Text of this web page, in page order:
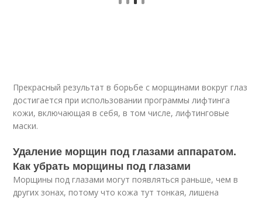
Прекрасный результат в борьбе с морщинами вокруг глаз
достигается при использовании программы лифтинга
кожи, включающая в себя, в том числе, лифтинговые
маски.
Удаление морщин под глазами аппаратом.
Как убрать морщины под глазами
Морщины под глазами могут появляться раньше, чем в
других зонах, потому что кожа тут тонкая, лишена